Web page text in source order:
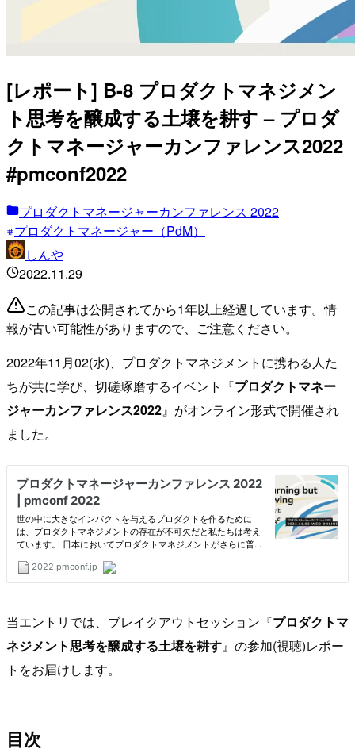
[レポート] B-8 プロダクトマネジメン
ト思考を醸成する土壌を耕す – プロダ
クトマネージャーカンファレンス2022
#pmconf2022
プロダクトマネージャーカンファレンス 2022
プロダクトマネージャー（PdM）
しんや
2022.11.29
この記事は公開されてから1年以上経過しています。情
報が古い可能性がありますので、ご注意ください。
2022年11月02(水)、プロダクトマネジメントに携わる人た
ちが共に学び、切磋琢磨するイベント『プロダクトマネー
ジャーカンファレンス2022』がオンライン形式で開催され
ました。
当エントリでは、ブレイクアウトセッション『プロダクトマ
ネジメント思考を醸成する土壌を耕す』の参加(視聴)レポー
トをお届けします。
目次